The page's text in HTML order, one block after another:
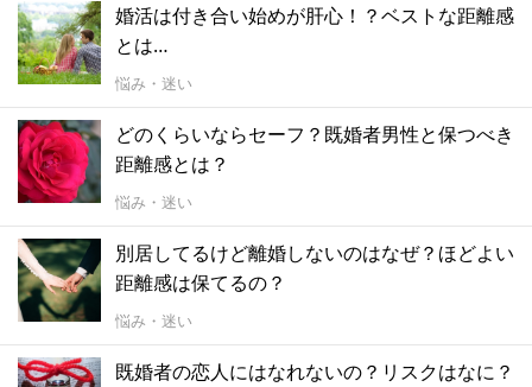
婚活は付き合い始めが肝心！？ベストな距離感
とは…
悩み・迷い
どのくらいならセーフ？既婚者男性と保つべき
距離感とは？
悩み・迷い
別居してるけど離婚しないのはなぜ？ほどよい
距離感は保てるの？
悩み・迷い
既婚者の恋人にはなれないの？リスクはなに？